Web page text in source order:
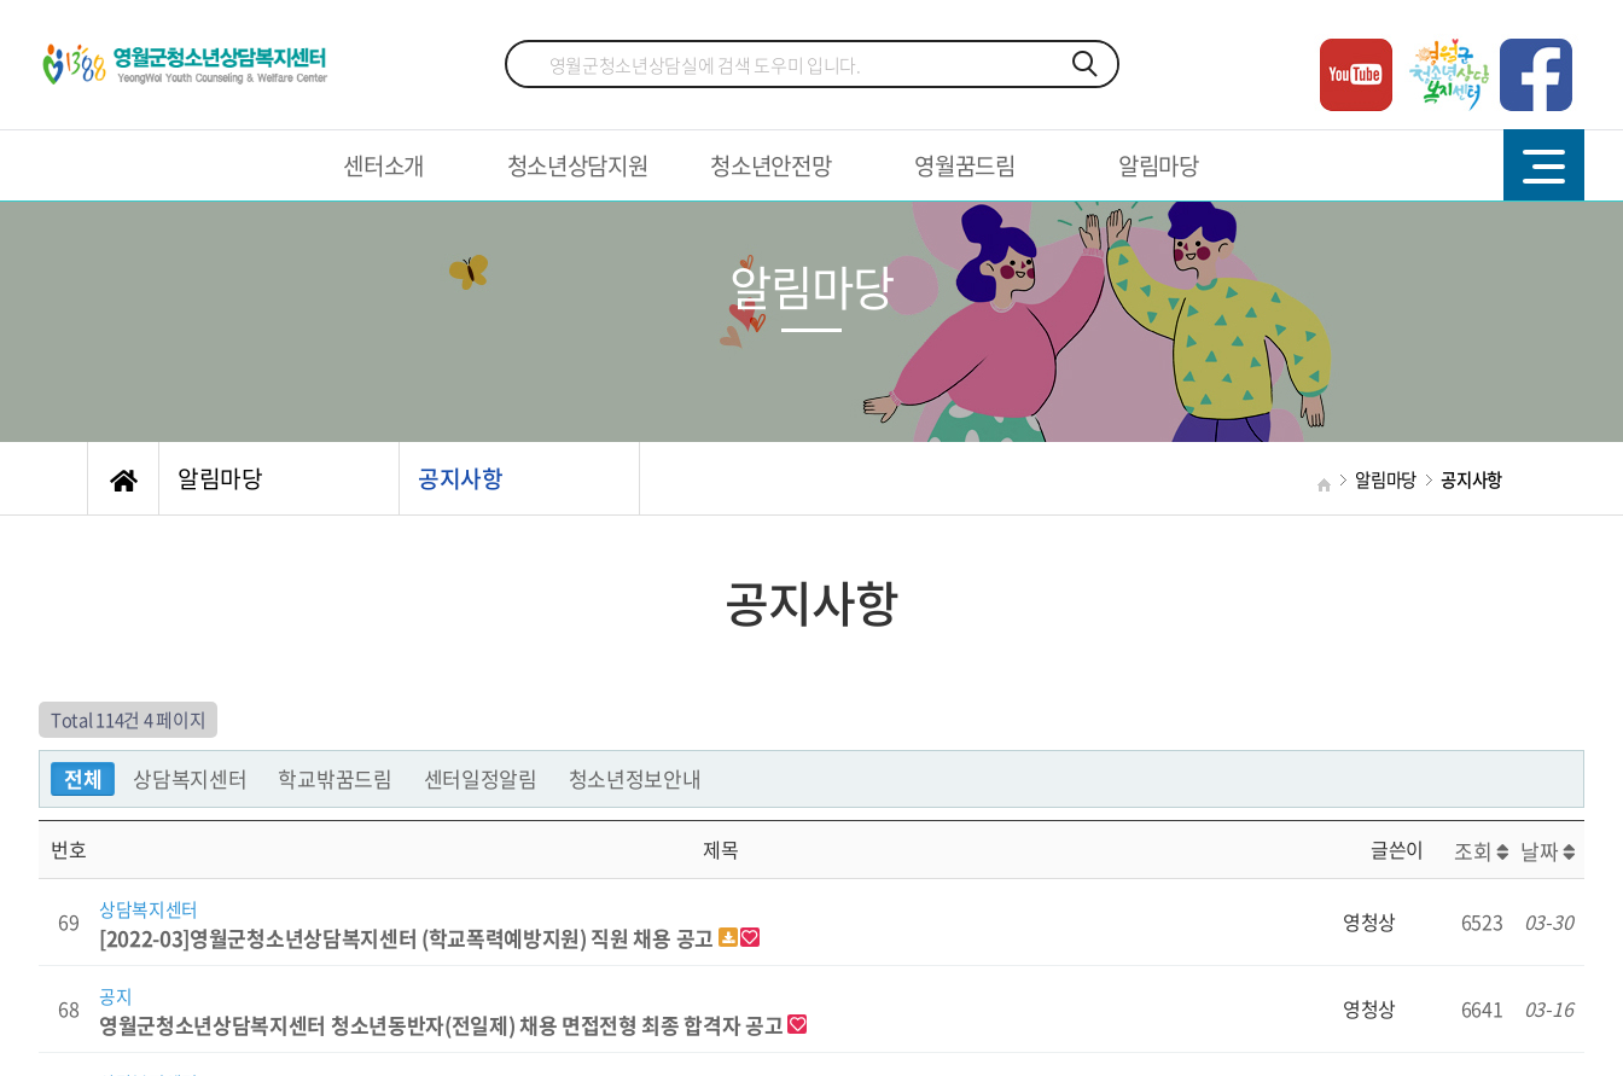
센터소개 청소년상담지원 청소년안전망 영월꿈드림 알림마당
알림마당 공지사항 알림마당 공지사항
알림마당
공지사항
Total 114건 4 페이지
전체 상담복지센터 학교밖꿈드림 센터일정알림 청소년정보안내
번호 제목 글쓴이 조회 날짜
69 상담복지센터
[2022-03]영월군청소년상담복지센터 (학교폭력예방지원) 직원 채용 공고
영청상 6523 03-30
68 공지
영월군청소년상담복지센터 청소년동반자(전일제) 채용 면접전형 최종 합격자 공고
영청상 6641 03-16